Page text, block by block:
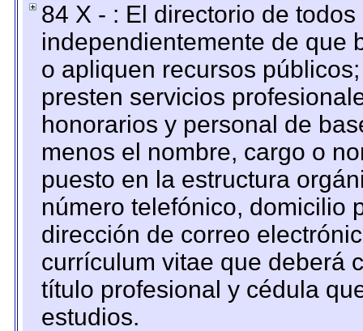
84 X - : El directorio de
independientemente de que
o apliquen recursos
presten servicios
honorarios y personal de
menos el nombre, cargo o
puesto en la estructura
número telefónico, domicilio
dirección de correo
currículum vitae que deberá
título profesional y cédula
estudios.